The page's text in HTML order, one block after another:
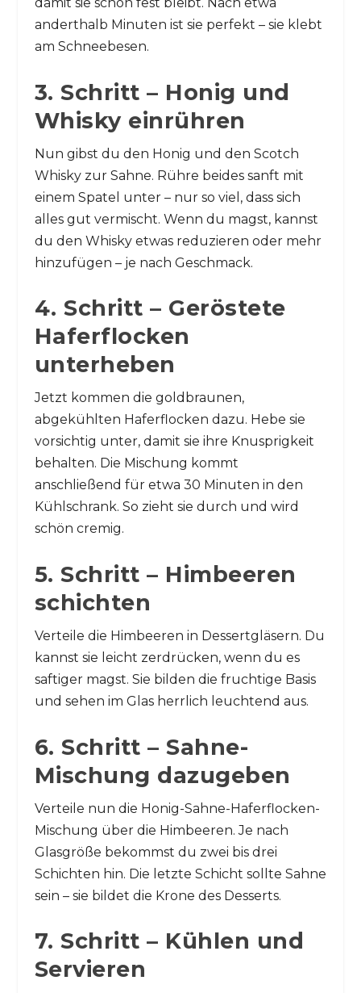
anderthalb Minuten ist sie perfekt – sie klebt
am Schneebesen.
3. Schritt – Honig und
Whisky einrühren
Nun gibst du den Honig und den Scotch
Whisky zur Sahne. Rühre beides sanft mit
einem Spatel unter – nur so viel, dass sich
alles gut vermischt. Wenn du magst, kannst
du den Whisky etwas reduzieren oder mehr
hinzufügen – je nach Geschmack.
4. Schritt – Geröstete
Haferflocken
unterheben
Jetzt kommen die goldbraunen,
abgekühlten Haferflocken dazu. Hebe sie
vorsichtig unter, damit sie ihre Knusprigkeit
behalten. Die Mischung kommt
anschließend für etwa 30 Minuten in den
Kühlschrank. So zieht sie durch und wird
schön cremig.
5. Schritt – Himbeeren
schichten
Verteile die Himbeeren in Dessertgläsern. Du
kannst sie leicht zerdrücken, wenn du es
saftiger magst. Sie bilden die fruchtige Basis
und sehen im Glas herrlich leuchtend aus.
6. Schritt – Sahne-
Mischung dazugeben
Verteile nun die Honig-Sahne-Haferflocken-
Mischung über die Himbeeren. Je nach
Glasgröße bekommst du zwei bis drei
Schichten hin. Die letzte Schicht sollte Sahne
sein – sie bildet die Krone des Desserts.
7. Schritt – Kühlen und
Servieren